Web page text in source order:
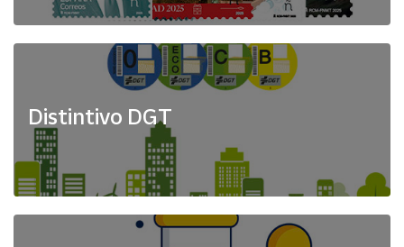
Distintivo DGT